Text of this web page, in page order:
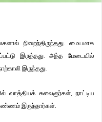
நிறைந்திருந்தது. மையமாக
இருந்தது. அந்த மேடையில்
இருந்தது.
வாத்தியக் கலைஞர்கள், நாட்டிய
இருந்தார்கள்.